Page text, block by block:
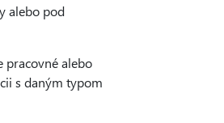
alebo pod
pracovné alebo
s daným typom